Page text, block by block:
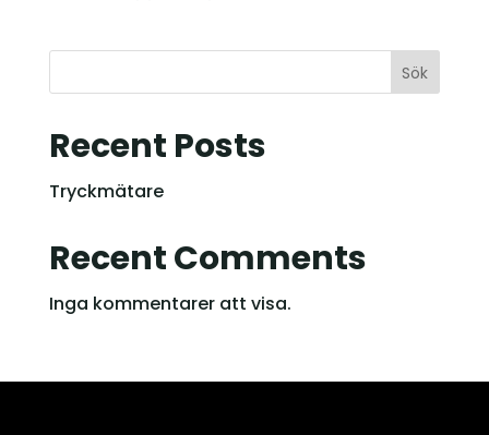
Sök
Recent Posts
Tryckmätare
Recent Comments
Inga kommentarer att visa.